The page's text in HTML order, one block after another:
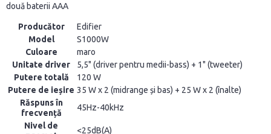
două baterii AAA
Producător
Edifier
Model
S1000W
Culoare
maro
Unitate driver
5,5" (driver pentru medii-bass) + 1" (tweeter)
Putere totală
120 W
Putere de ieșire 35 W x 2 (midrange și bas) + 25 W x 2 (înalte)
Răspuns în
frecvență
45Hz-40kHz
Nivel de
<25dB(A)